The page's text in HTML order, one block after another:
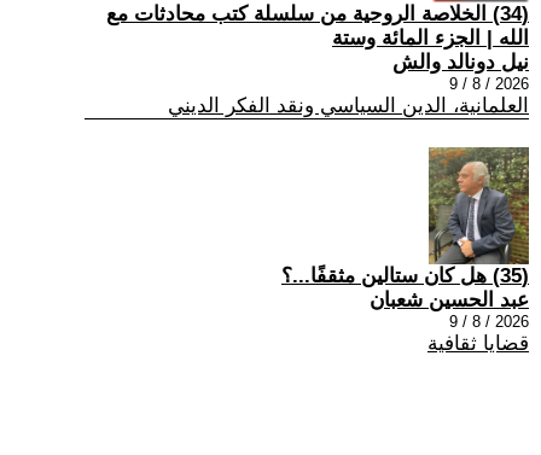
(34) الخلاصة الروحية من سلسلة كتب محادثات مع
الله | الجزء المائة وستة
نيل دونالد والش
2026 / 8 / 9
العلمانية، الدين السياسي ونقد الفكر الديني
(35) هل كان ستالين مثقفًا...؟
عبد الحسين شعبان
2026 / 8 / 9
قضايا ثقافية